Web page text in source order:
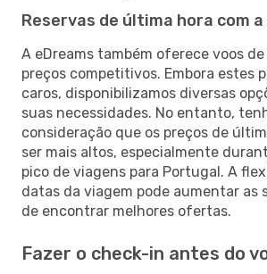
Reservas de última hora com a
A eDreams também oferece voos
preços competitivos. Embora estes
caros, disponibilizamos diversas
suas necessidades. No entanto,
consideração que os preços de
ser mais altos, especialmente
pico de viagens para Portugal. A
datas da viagem pode aumentar as
de encontrar melhores ofertas.
Fazer o check-in antes do